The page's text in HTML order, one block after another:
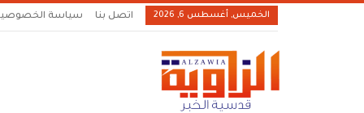
الخميس, أغسطس 6, 2026 اتصل بنا سياسة